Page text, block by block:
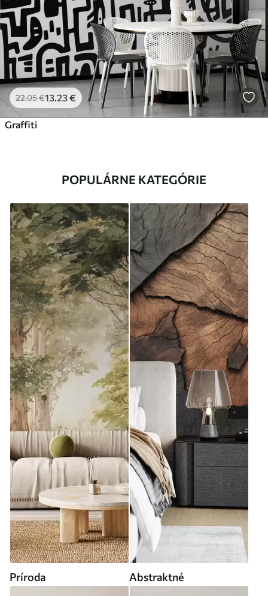
22.05€13 .23€
Graffiti
POPULÁRNE KATEGÓRIE
Príroda Abstraktné